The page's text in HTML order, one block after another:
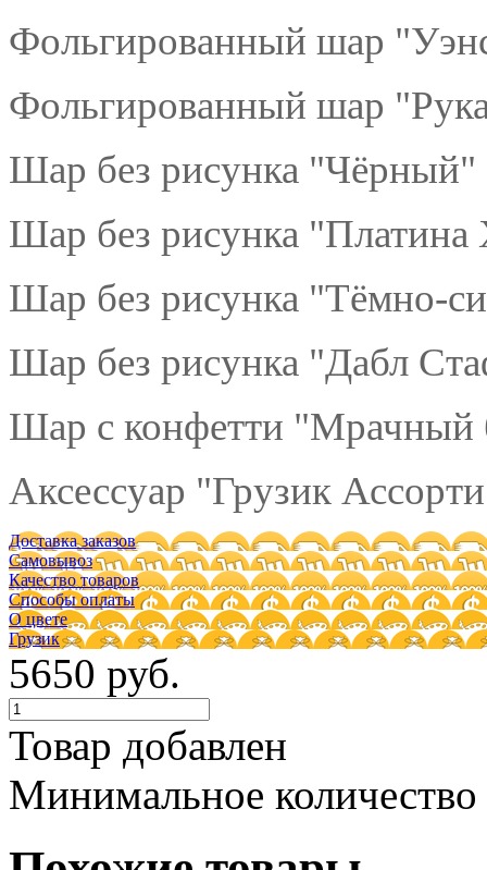
Фольгированный шар
Фольгированный шар
Шар без рисунка "Чёрный"
Шар без рисунка
Шар без рисунка "Тёмно-
Шар без рисунка "Дабл
Шар с конфетти "Мрачный
Аксессуар "Грузик
Доставка заказов
Самовывоз
Качество товаров
Способы оплаты
О цвете
Грузик
5650 руб.
Товар добавлен
Минимальное